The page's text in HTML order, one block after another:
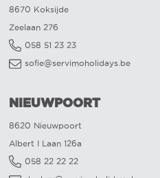
8670 Koksijde
Zeelaan 276
058 51 23 23
sofie@servimoholidays.be
NIEUWPOORT
8620 Nieuwpoort
Albert I Laan 126a
058 22 22 22